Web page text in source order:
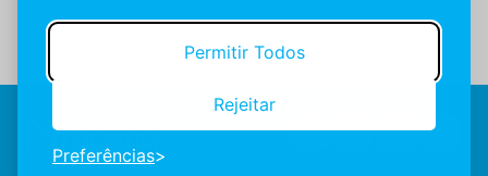
Permitir Todos
Rejeitar
Preferências